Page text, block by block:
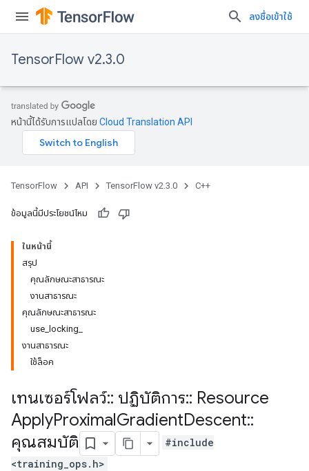
ลงชื่อเข้าใช้
TensorFlow v2.3.0
หน้านี้ได้รับการแปลโดย Cloud Translation API
TensorFlow API TensorFlow v2.3.0 C++
ข้อมูลนี้มีประโยชน์ไหม
ในหน้านี้
สรุป
คุณลักษณะสาธารณะ
งานสาธารณะ
คุณลักษณะสาธารณะ
use_locking_
งานสาธารณะ
ใช้ล็อค
เทนเซอร์โฟลว์:: ปฏิบัติการ:: Resource
ApplyProximalGradientDescent::
คุณสมบัติ
#include
<training_ops.h>